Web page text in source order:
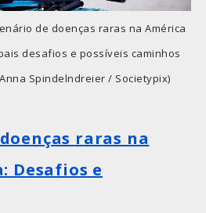
de doenças raras na América
desafios e possíveis caminhos
Spindelndreier / Societypix)
raras na
Desafios e